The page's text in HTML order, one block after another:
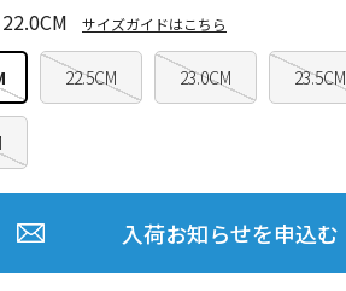
22.5CM 23.0CM 23.5CM
サイズガイドはこちら
入荷お知らせを申込む